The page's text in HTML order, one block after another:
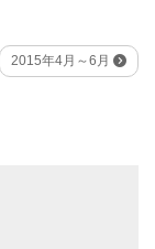
2015年4月～6月